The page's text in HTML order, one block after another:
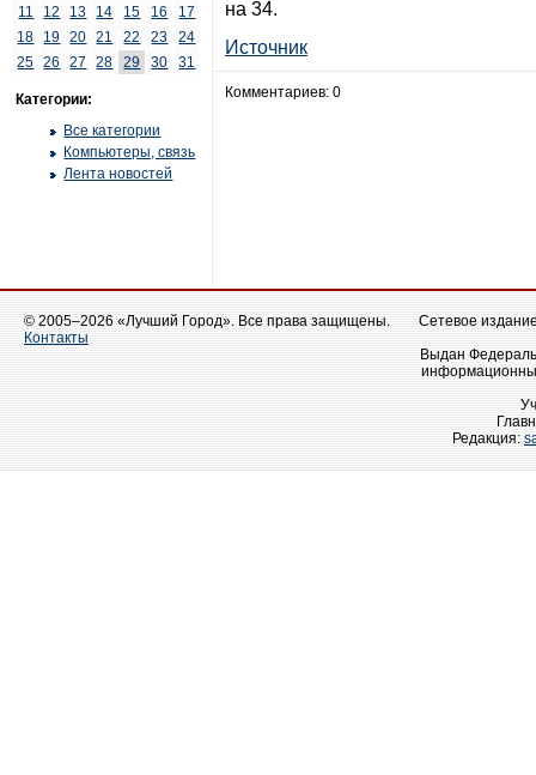
11
12 13 14 15 16
17
18
19 20 21 22 23
24
25
26 27 28 29 30 31
Категории:
Все категории
Компьютеры, связь
Лента новостей
на 34.
Источник
Комментариев: 0
© 2005–2026 «Лучший Город». Все права защищены.
Контакты
Сетевое
Выдан
Редакция: